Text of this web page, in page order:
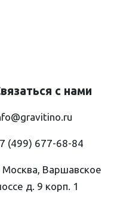
с нами
(499) 677-68-84
Москва, Варшавское
д. 9 корп. 1